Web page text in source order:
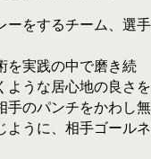
ーをするチーム、選手
を実践の中で磨き続
ような居心地の良さを
手のパンチをかわし無
ように、相手ゴールネ